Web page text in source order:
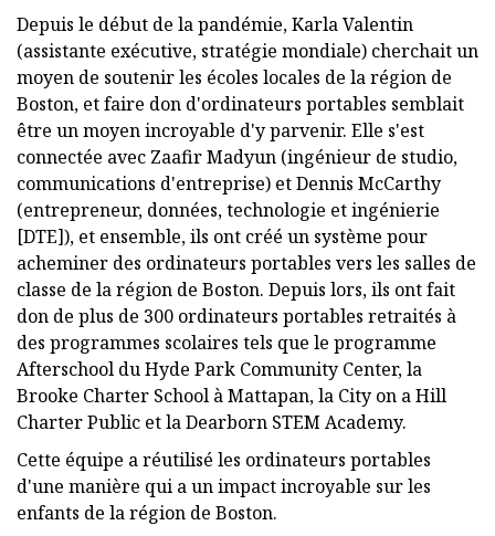
Depuis le début de la pandémie, Karla Valentin
(assistante exécutive, stratégie mondiale) cherchait un
moyen de soutenir les écoles locales de la région de
Boston, et faire don d'ordinateurs portables semblait
être un moyen incroyable d'y parvenir. Elle s'est
connectée avec Zaafir Madyun (ingénieur de studio,
communications d'entreprise) et Dennis McCarthy
(entrepreneur, données, technologie et ingénierie
[DTE]), et ensemble, ils ont créé un système pour
acheminer des ordinateurs portables vers les salles de
classe de la région de Boston. Depuis lors, ils ont fait
don de plus de 300 ordinateurs portables retraités à
des programmes scolaires tels que le programme
Afterschool du Hyde Park Community Center, la
Brooke Charter School à Mattapan, la City on a Hill
Charter Public et la Dearborn STEM Academy.
Cette équipe a réutilisé les ordinateurs portables
d'une manière qui a un impact incroyable sur les
enfants de la région de Boston.